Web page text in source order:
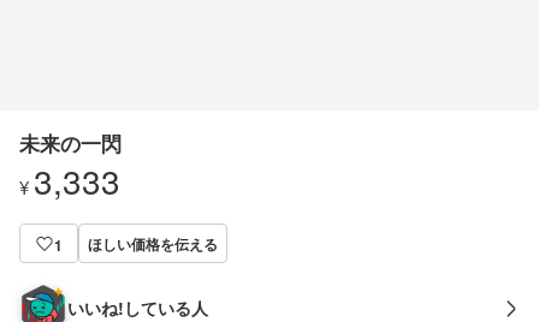
未来の一閃
¥ 3,333
1 ほしい価格を伝える
いいね!している人